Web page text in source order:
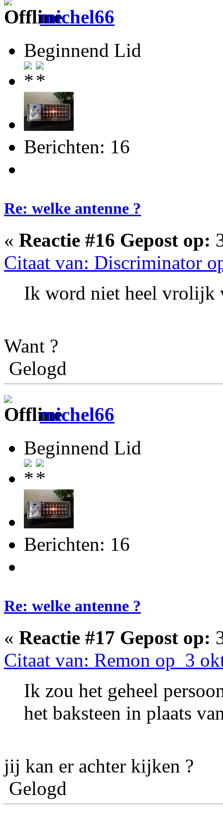
michel66
Beginnend Lid
Berichten: 16
Re: welke antenne ?
« Reactie #16 Gepost op:
Citaat van: Discriminator
Ik word niet heel vrolijk
Want ?
Gelogd
michel66
Beginnend Lid
Berichten: 16
Re: welke antenne ?
« Reactie #17 Gepost op:
Citaat van: Remon op 3
Ik zou het geheel
het baksteen in plaats
jij kan er achter kijken ?
Gelogd